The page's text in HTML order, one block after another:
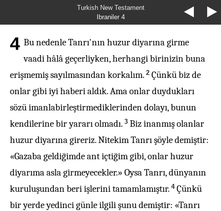
Turkish New Testament
Ibraniler 4
4 Bu nedenle Tanrı'nın huzur diyarına girme
vaadi hâlâ geçerliyken, herhangi birinizin buna
erişmemiş sayılmasından korkalım. 2 Çünkü biz de
onlar gibi iyi haberi aldık. Ama onlar duydukları
sözü imanlabirleştirmediklerinden dolayı, bunun
kendilerine bir yararı olmadı. 3 Biz inanmış olanlar
huzur diyarına gireriz. Nitekim Tanrı şöyle demiştir:
«Gazaba geldiğimde ant içtiğim gibi, onlar huzur
diyarıma asla girmeyecekler.» Oysa Tanrı, dünyanın
kuruluşundan beri işlerini tamamlamıştır. 4 Çünkü
bir yerde yedinci günle ilgili şunu demiştir: «Tanrı